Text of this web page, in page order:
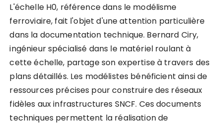
L'échelle H0, référence dans le modélisme
ferroviaire, fait l'objet d'une attention particulière
dans la documentation technique. Bernard Ciry,
ingénieur spécialisé dans le matériel roulant à
cette échelle, partage son expertise à travers des
plans détaillés. Les modélistes bénéficient ainsi de
ressources précises pour construire des réseaux
fidèles aux infrastructures SNCF. Ces documents
techniques permettent la réalisation de